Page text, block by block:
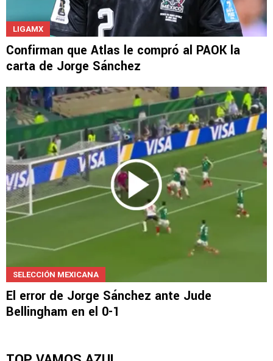
LIGAMX
Confirman que Atlas le compró al PAOK la
carta de Jorge Sánchez
SELECCIÓN MEXICANA
El error de Jorge Sánchez ante Jude
Bellingham en el 0-1